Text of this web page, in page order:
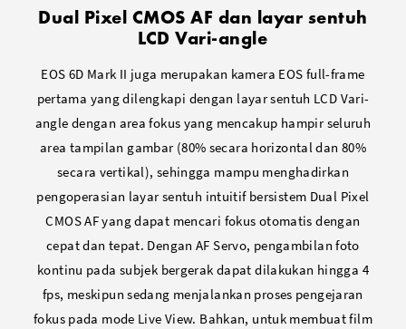
Dual Pixel CMOS AF dan layar sentuh
LCD Vari-angle
EOS 6D Mark II juga merupakan kamera EOS full-frame
pertama yang dilengkapi dengan layar sentuh LCD Vari-
angle dengan area fokus yang mencakup hampir seluruh
area tampilan gambar (80% secara horizontal dan 80%
secara vertikal), sehingga mampu menghadirkan
pengoperasian layar sentuh intuitif bersistem Dual Pixel
CMOS AF yang dapat mencari fokus otomatis dengan
cepat dan tepat. Dengan AF Servo, pengambilan foto
kontinu pada subjek bergerak dapat dilakukan hingga 4
fps, meskipun sedang menjalankan proses pengejaran
fokus pada mode Live View. Bahkan, untuk membuat film